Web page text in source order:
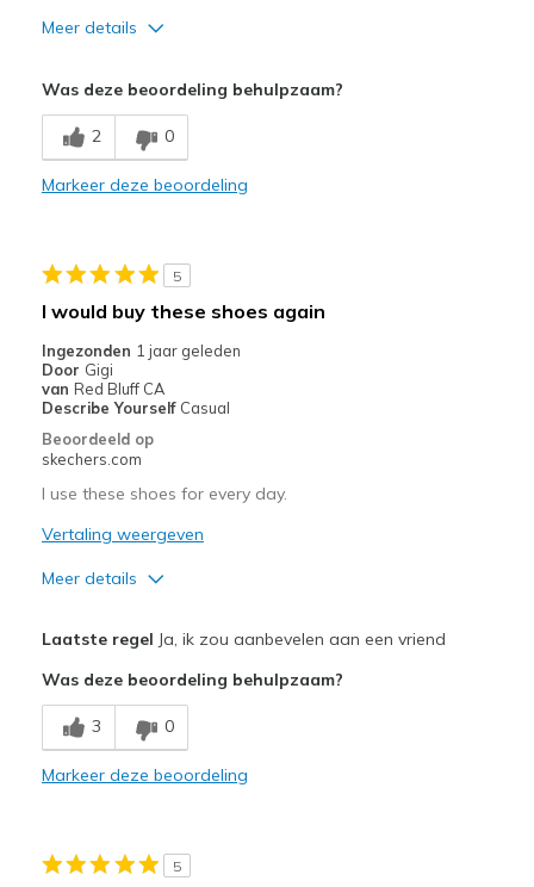
Meer details
Comfortable
Beste toepassingen
Casual Wear
Width
Sizing
Feels true to size
View On Shoes
Was deze beoordeling behulpzaam?
2 0
Markeer deze beoordeling
5
I would buy these shoes again
Ingezonden 1 jaar geleden
Door Gigi
van Red Bluff CA
Describe Yourself Casual
Beoordeeld op
skechers.com
I use these shoes for every day.
Vertaling weergeven
Meer details
Comfortable
Minpunten
Need Break In
Casual Wear
Laatste regel Ja, ik zou aanbevelen aan een vriend
Was deze beoordeling behulpzaam?
3 0
Markeer deze beoordeling
5